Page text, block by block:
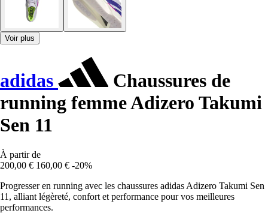
Voir plus
adidas
Chaussures de
running femme Adizero Takumi
Sen 11
À partir de
200,00 € 160,00 € -20%
Progresser en running avec les chaussures adidas Adizero Takumi Sen
11, alliant légèreté, confort et performance pour vos meilleures
performances.